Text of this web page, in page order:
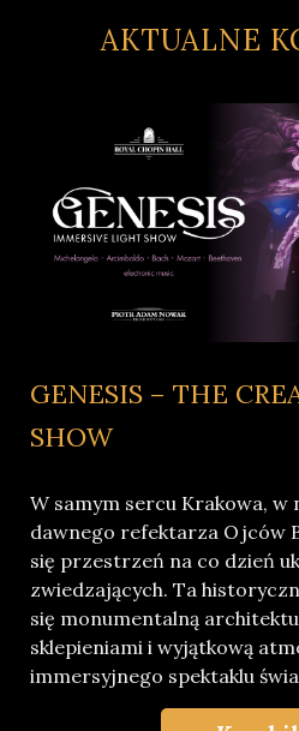
AKTUALNE
GENESIS – THE
SHOW
W samym sercu Krakowa, w
dawnego refektarza Ojców
się przestrzeń na co dzień
zwiedzających. Ta
się monumentalną
sklepieniami i wyjątkową
immersyjnego spektaklu